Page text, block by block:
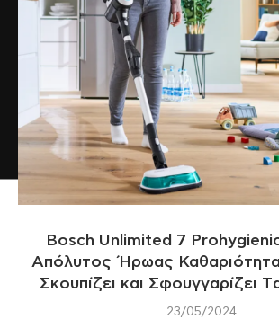
Bosch Unlimited 7
Απόλυτος Ήρωας
Σκουπίζει και Σφουγγαρίζει
23/05/2024